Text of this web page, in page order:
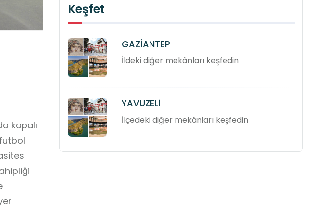
kapalı
Keşfet
GAZİANTEP
İldeki diğer mekânları keşfedin
YAVUZELİ
İlçedeki diğer mekânları keşfedin